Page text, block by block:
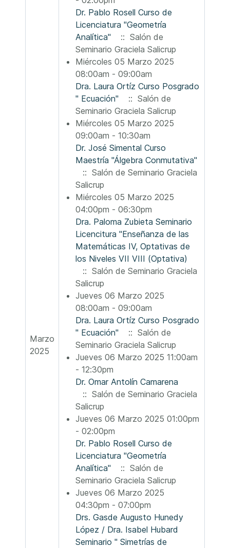
Marzo
2025
Dr. Pablo Rosell Curso de
Licenciatura "Geometría
Analítica"
:: Salón de
Seminario Graciela Salicrup
Miércoles 05 Marzo 2025
08:00am - 09:00am
Dra. Laura Ortíz Curso Posgrado
" Ecuación"
:: Salón de
Seminario Graciela Salicrup
Miércoles 05 Marzo 2025
09:00am - 10:30am
Dr. José Simental Curso
Maestría "Álgebra Conmutativa"
:: Salón de Seminario Graciela
Salicrup
Miércoles 05 Marzo 2025
04:00pm - 06:30pm
Dra. Paloma Zubieta Seminario
Licencitura "Enseñanza de las
Matemáticas IV, Optativas de
los Niveles VII VIII (Optativa)
:: Salón de Seminario Graciela
Salicrup
Jueves 06 Marzo 2025
08:00am - 09:00am
Dra. Laura Ortíz Curso Posgrado
" Ecuación"
:: Salón de
Seminario Graciela Salicrup
Jueves 06 Marzo 2025 11:00am
- 12:30pm
Dr. Omar Antolín Camarena
:: Salón de Seminario Graciela
Salicrup
Jueves 06 Marzo 2025 01:00pm
- 02:00pm
Dr. Pablo Rosell Curso de
Licenciatura "Geometría
Analítica"
:: Salón de
Seminario Graciela Salicrup
Jueves 06 Marzo 2025
04:30pm - 07:00pm
Drs. Gasde Augusto Hunedy
López / Dra. Isabel Hubard
Seminario " Simetrías de